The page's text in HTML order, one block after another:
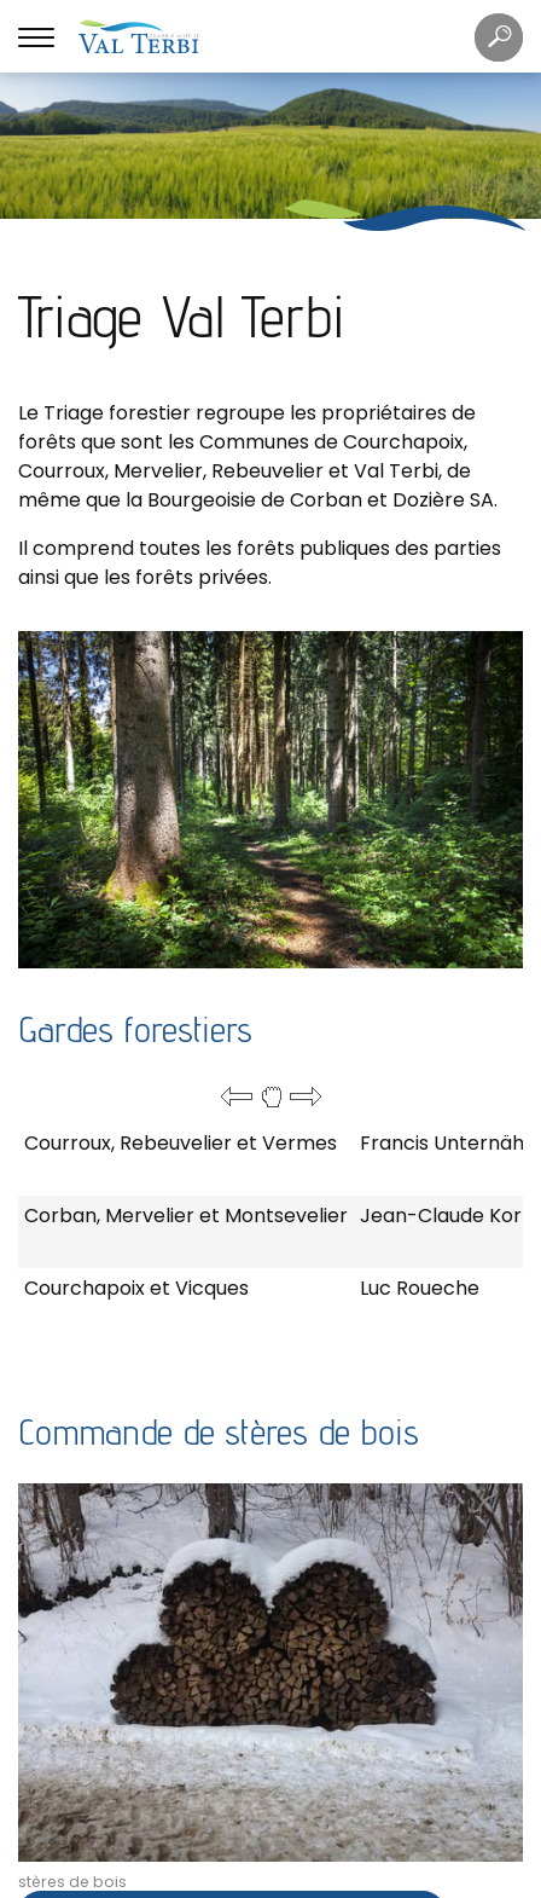
Mots
clés
Triage Val Terbi
Le Triage forestier regroupe les propriétaires de
forêts que sont les Communes de Courchapoix,
Courroux, Mervelier, Rebeuvelier et Val Terbi, de
même que la Bourgeoisie de Corban et Dozière SA.
Il comprend toutes les forêts publiques des parties
ainsi que les forêts privées.
Gardes forestiers
Courroux, Rebeuvelier et Vermes Francis
Corban, Mervelier et Montsevelier Jean-Claude
Courchapoix et Vicques Luc Roueche
Commande de stères de bois
stères de bois